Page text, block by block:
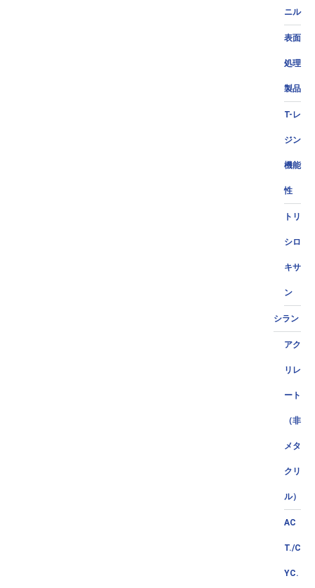
ニル
表面
処理
製品
T-レ
ジン
機能
性
トリ
シロ
キサ
ン
シラン
アク
リレ
ート
（非
メタ
クリ
ル）
AC
T./C
YC.